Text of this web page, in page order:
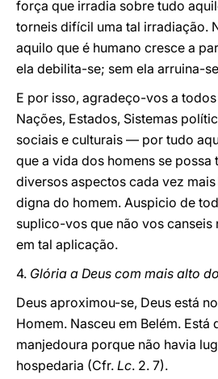
força que irradia sobre tudo
torneis difícil uma tal irradiação.
aquilo que é humano cresce a
ela debilita-se; sem ela arruina-
E por isso, agradeço-vos a
Nações, Estados, Sistemas
sociais e culturais — por tudo
que a vida dos homens se possa
diversos aspectos cada vez
digna do homem. Auspicio de
suplico-vos que não vos canseis
em tal aplicação.
4. Glória a Deus com mais alto
Deus aproximou-se, Deus está
Homem. Nasceu em Belém. Está
manjedoura porque não havia
hospedaria (Cfr. Lc. 2. 7).